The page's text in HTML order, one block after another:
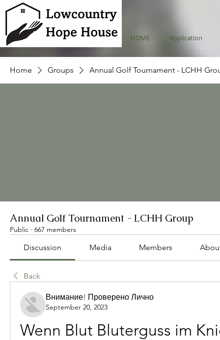
HOME Application
Home Groups Annual Golf Tournament - LCHH
Annual Golf Tournament - LCHH Group
Public · 667 members
Discussion Media Members
Back
Внимание! Проверено Лично
September 20, 2023
Wenn Blut Bluterguss im